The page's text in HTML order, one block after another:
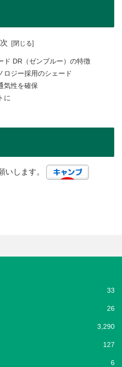
ド DR（ゼンブルー）の特徴
ロジー採用のシェード
気性を確保
に
いします。
33
26
3,290
127
6